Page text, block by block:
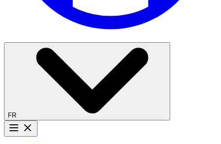
FR
Bouton menu